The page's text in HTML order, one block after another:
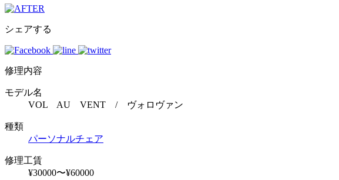
シェアする
修理内容
モデル名
VOL AU VENT / ヴォロヴァン
種類
パーソナルチェア
修理工賃
¥30000〜¥60000